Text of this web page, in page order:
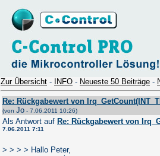
Zur Übersicht - INFO - Neueste 50 Beiträge -
Re: Rückgabewert von
(von Jo - 7.06.2011 10:26)
Als Antwort auf Re: Rückgabewert von
7.06.2011 7:11
> > > > Hallo Peter,